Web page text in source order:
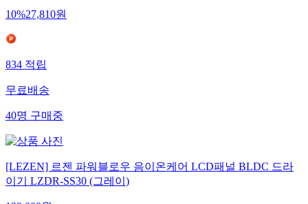
10%27,810원
834적립
무료배송
40명구매중
[LEZEN] 르젠 파워블로우 음이온케어 LCD패널 BLDC 드라
이기 LZDR-SS30 (그레이)